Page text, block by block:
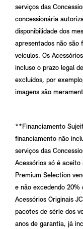
serviços das
concessionária
disponibilidade dos
apresentados não são
veículos. Os
incluso o prazo legal
excluídos, por
imagens são
**Financiamento
financiamento não
serviços das
Acessórios só é
Premium Selection
e não excedendo
Acessórios Originais
pacotes de série dos
anos de garantia, já